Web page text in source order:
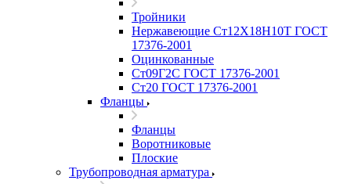
Тройники
Нержавеющие Ст12Х18Н10Т ГОСТ
17376-2001
Оцинкованные
Ст09Г2С ГОСТ 17376-2001
Ст20 ГОСТ 17376-2001
Фланцы
Фланцы
Воротниковые
Плоские
Трубопроводная арматура